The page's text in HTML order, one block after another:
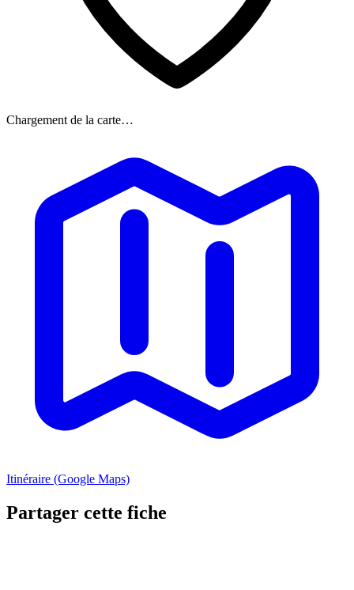
Chargement de la carte…
Itinéraire (Google Maps)
Partager cette fiche